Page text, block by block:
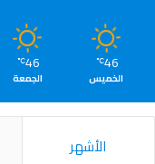
46
℃
الخميس
46
℃
الجمعة
الأشهر